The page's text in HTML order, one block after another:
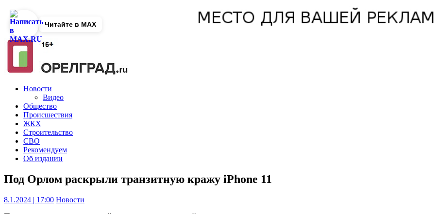
Новости
Видео
Общество
Происшествия
ЖКХ
Строительство
СВО
Рекомендуем
Об издании
Под Орлом раскрыли транзитную кражу iPhone 11
8.1.2024 | 17:00 Новости
Читайте в MAX